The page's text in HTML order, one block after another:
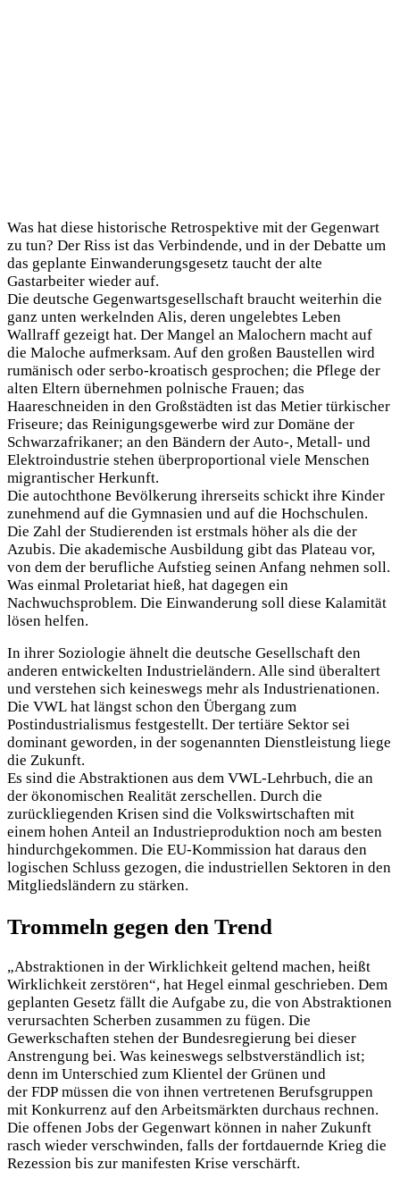
Was hat diese historische Retrospektive mit der Gegenwart
zu tun? Der Riss ist das Verbindende, und in der Debatte um
das geplante Einwanderungsgesetz taucht der alte
Gastarbeiter wieder auf.
Die deutsche Gegenwartsgesellschaft braucht weiterhin die
ganz unten werkelnden Alis, deren ungelebtes Leben
Wallraff gezeigt hat. Der Mangel an Malochern macht auf
die Maloche aufmerksam. Auf den großen Baustellen wird
rumänisch oder serbo-kroatisch gesprochen; die Pflege der
alten Eltern übernehmen polnische Frauen; das
Haareschneiden in den Großstädten ist das Metier türkischer
Friseure; das Reinigungsgewerbe wird zur Domäne der
Schwarzafrikaner; an den Bändern der Auto-, Metall- und
Elektroindustrie stehen überproportional viele Menschen
migrantischer Herkunft.
Die autochthone Bevölkerung ihrerseits schickt ihre Kinder
zunehmend auf die Gymnasien und auf die Hochschulen.
Die Zahl der Studierenden ist erstmals höher als die der
Azubis. Die akademische Ausbildung gibt das Plateau vor,
von dem der berufliche Aufstieg seinen Anfang nehmen soll.
Was einmal Proletariat hieß, hat dagegen ein
Nachwuchsproblem. Die Einwanderung soll diese Kalamität
lösen helfen.
In ihrer Soziologie ähnelt die deutsche Gesellschaft den
anderen entwickelten Industrieländern. Alle sind überaltert
und verstehen sich keineswegs mehr als Industrienationen.
Die VWL hat längst schon den Übergang zum
Postindustrialismus festgestellt. Der tertiäre Sektor sei
dominant geworden, in der sogenannten Dienstleistung liege
die Zukunft.
Es sind die Abstraktionen aus dem VWL-Lehrbuch, die an
der ökonomischen Realität zerschellen. Durch die
zurückliegenden Krisen sind die Volkswirtschaften mit
einem hohen Anteil an Industrieproduktion noch am besten
hindurchgekommen. Die EU-Kommission hat daraus den
logischen Schluss gezogen, die industriellen Sektoren in den
Mitgliedsländern zu stärken.
Trommeln gegen den Trend
„Abstraktionen in der Wirklichkeit geltend machen, heißt
Wirklichkeit zerstören“, hat Hegel einmal geschrieben. Dem
geplanten Gesetz fällt die Aufgabe zu, die von Abstraktionen
verursachten Scherben zusammen zu fügen. Die
Gewerkschaften stehen der Bundesregierung bei dieser
Anstrengung bei. Was keineswegs selbstverständlich ist;
denn im Unterschied zum Klientel der Grünen und
der FDP müssen die von ihnen vertretenen Berufsgruppen
mit Konkurrenz auf den Arbeitsmärkten durchaus rechnen.
Die offenen Jobs der Gegenwart können in naher Zukunft
rasch wieder verschwinden, falls der fortdauernde Krieg die
Rezession bis zur manifesten Krise verschärft.